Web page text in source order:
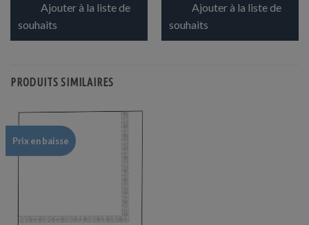
Ajouter à la liste de
souhaits
Ajouter à la liste de
souhaits
PRODUITS SIMILAIRES
Prix en baisse